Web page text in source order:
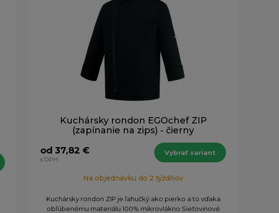
Kuchársky rondon EGOchef ZIP
(zapínanie na zips) - čierny
od 37,82 €
s DPH
Vybrať variant
Na objednávku do 2 týždňov
​Kuchársky rondon ZIP je ľahučký ako pierko a to vďaka
obľúbenému materiálu 100% mikrovlákno Sieťovinové